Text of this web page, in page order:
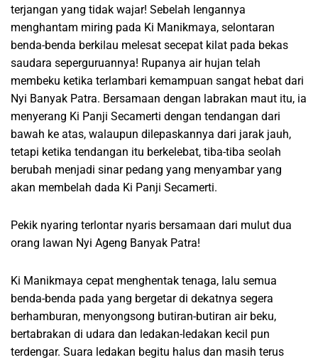
terjangan yang tidak wajar! Sebelah lengannya
menghantam miring pada Ki Manikmaya, selontaran
benda-benda berkilau melesat secepat kilat pada bekas
saudara seperguruannya! Rupanya air hujan telah
membeku ketika terlambari kemampuan sangat hebat dari
Nyi Banyak Patra. Bersamaan dengan labrakan maut itu, ia
menyerang Ki Panji Secamerti dengan tendangan dari
bawah ke atas, walaupun dilepaskannya dari jarak jauh,
tetapi ketika tendangan itu berkelebat, tiba-tiba seolah
berubah menjadi sinar pedang yang menyambar yang
akan membelah dada Ki Panji Secamerti.
Pekik nyaring terlontar nyaris bersamaan dari mulut dua
orang lawan Nyi Ageng Banyak Patra!
Ki Manikmaya cepat menghentak tenaga, lalu semua
benda-benda pada yang bergetar di dekatnya segera
berhamburan, menyongsong butiran-butiran air beku,
bertabrakan di udara dan ledakan-ledakan kecil pun
terdengar. Suara ledakan begitu halus dan masih terus